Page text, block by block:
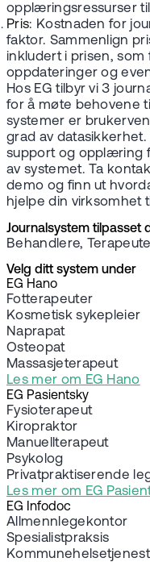
opplæringsressurser
Pris: Kostnaden for
faktor. Sammenlign
inkludert i prisen,
oppdateringer og
Hos EG tilbyr vi 3
for å møte behovene
systemer er
grad av
support og opplæring
av systemet. Ta
demo og finn ut
hjelpe din virksomhet
Journalsystem tilpasset
Behandlere,
Velg ditt system under
EG Hano
Fotterapeuter
Kosmetisk sykepleier
Naprapat
Osteopat
Massasjeterapeut
Les mer om EG Hano
EG Pasientsky
Fysioterapeut
Kiropraktor
Manuellterapeut
Psykolog
Privatpraktiserende
Les mer om EG
EG Infodoc
Allmennlegekontor
Spesialistpraksis